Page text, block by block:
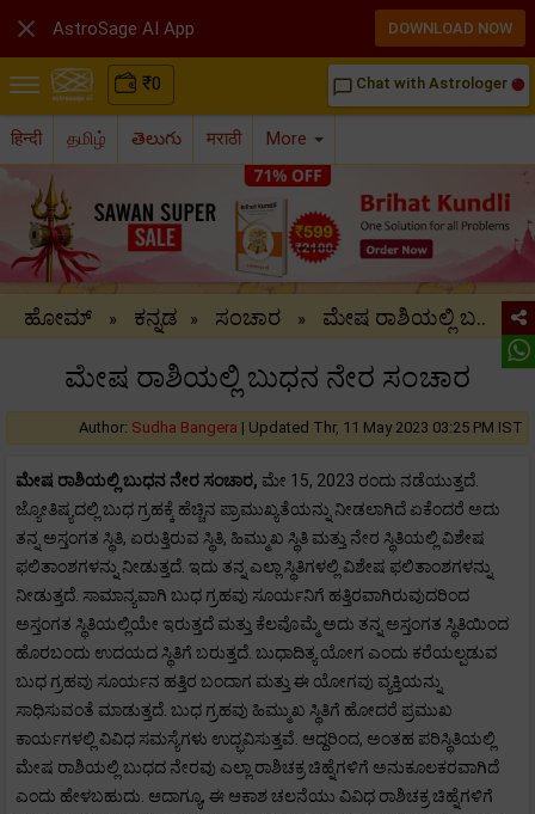
₹0 chat_bubble_outline Chat with Astrologer
हिन्दी தமிழ் తెలుగు मराठी More
ಹೋಮ್ » ಕನ್ನಡ » ಸಂಚಾರ » ಮೇಷ ರಾಶಿಯಲ್ಲಿ ಬ..
ಮೇಷ ರಾಶಿಯಲ್ಲಿ ಬುಧನ ನೇರ ಸಂಚಾರ
Author: Sudha Bangera | Updated Thr, 11 May 2023 03:25 PM IST
ಮೇಷ ರಾಶಿಯಲ್ಲಿ ಬುಧನ ನೇರ ಸಂಚಾರ, ಮೇ 15, 2023 ರಂದು ನಡೆಯುತ್ತದೆ.
ಜ್ಯೋತಿಷ್ಯದಲ್ಲಿ ಬುಧ ಗ್ರಹಕ್ಕೆ ಹೆಚ್ಚಿನ ಪ್ರಾಮುಖ್ಯತೆಯನ್ನು ನೀಡಲಾಗಿದೆ ಏಕೆಂದರೆ ಅದು
ತನ್ನ ಅಸ್ತಂಗತ ಸ್ಥಿತಿ, ಏರುತ್ತಿರುವ ಸ್ಥಿತಿ, ಹಿಮ್ಮುಖ ಸ್ಥಿತಿ ಮತ್ತು ನೇರ ಸ್ಥಿತಿಯಲ್ಲಿ ವಿಶೇಷ
ಫಲಿತಾಂಶಗಳನ್ನು ನೀಡುತ್ತದೆ. ಇದು ತನ್ನ ಎಲ್ಲಾ ಸ್ಥಿತಿಗಳಲ್ಲಿ ವಿಶೇಷ ಫಲಿತಾಂಶಗಳನ್ನು
ನೀಡುತ್ತದೆ. ಸಾಮಾನ್ಯವಾಗಿ ಬುಧ ಗ್ರಹವು ಸೂರ್ಯನಿಗೆ ಹತ್ತಿರವಾಗಿರುವುದರಿಂದ
ಅಸ್ತಂಗತ ಸ್ಥಿತಿಯಲ್ಲಿಯೇ ಇರುತ್ತದೆ ಮತ್ತು ಕೆಲವೊಮ್ಮೆ ಅದು ತನ್ನ ಅಸ್ತಂಗತ ಸ್ಥಿತಿಯಿಂದ
ಹೊರಬಂದು ಉದಯದ ಸ್ಥಿತಿಗೆ ಬರುತ್ತದೆ. ಬುಧಾದಿತ್ಯ ಯೋಗ ಎಂದು ಕರೆಯಲ್ಪಡುವ
ಬುಧ ಗ್ರಹವು ಸೂರ್ಯನ ಹತ್ತಿರ ಬಂದಾಗ ಮತ್ತು ಈ ಯೋಗವು ವ್ಯಕ್ತಿಯನ್ನು
ಸಾಧಿಸುವಂತೆ ಮಾಡುತ್ತದೆ. ಬುಧ ಗ್ರಹವು ಹಿಮ್ಮುಖ ಸ್ಥಿತಿಗೆ ಹೋದರೆ ಪ್ರಮುಖ
ಕಾರ್ಯಗಳಲ್ಲಿ ವಿವಿಧ ಸಮಸ್ಯೆಗಳು ಉದ್ಭವಿಸುತ್ತವೆ. ಆದ್ದರಿಂದ, ಅಂತಹ ಪರಿಸ್ಥಿತಿಯಲ್ಲಿ
ಮೇಷ ರಾಶಿಯಲ್ಲಿ ಬುಧದ ನೇರವು ಎಲ್ಲಾ ರಾಶಿಚಕ್ರ ಚಿಹ್ನೆಗಳಿಗೆ ಅನುಕೂಲಕರವಾಗಿದೆ
ಎಂದು ಹೇಳಬಹುದು. ಆದಾಗ್ಯೂ, ಈ ಆಕಾಶ ಚಲನೆಯು ವಿವಿಧ ರಾಶಿಚಕ್ರ ಚಿಹ್ನೆಗಳಿಗೆ
 AstroSage AI App DOWNLOAD NOW